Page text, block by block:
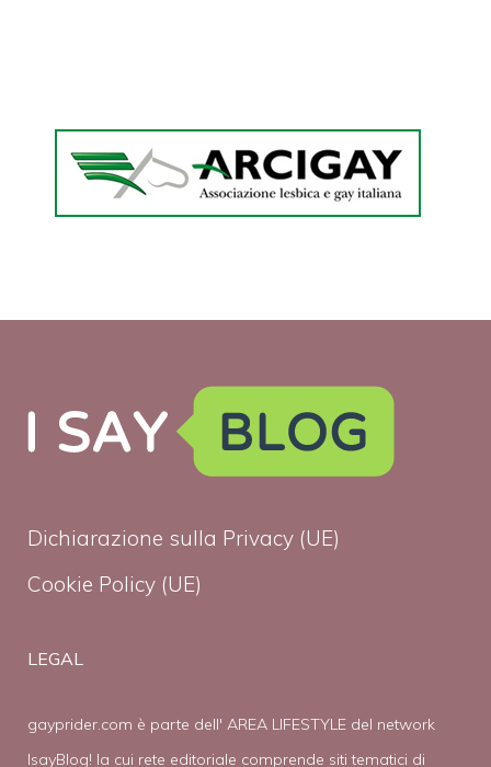
Dichiarazione sulla Privacy (UE)
Cookie Policy (UE)
LEGAL
gayprider.com è parte dell' AREA LIFESTYLE del network
IsayBlog! la cui rete editoriale comprende siti tematici di